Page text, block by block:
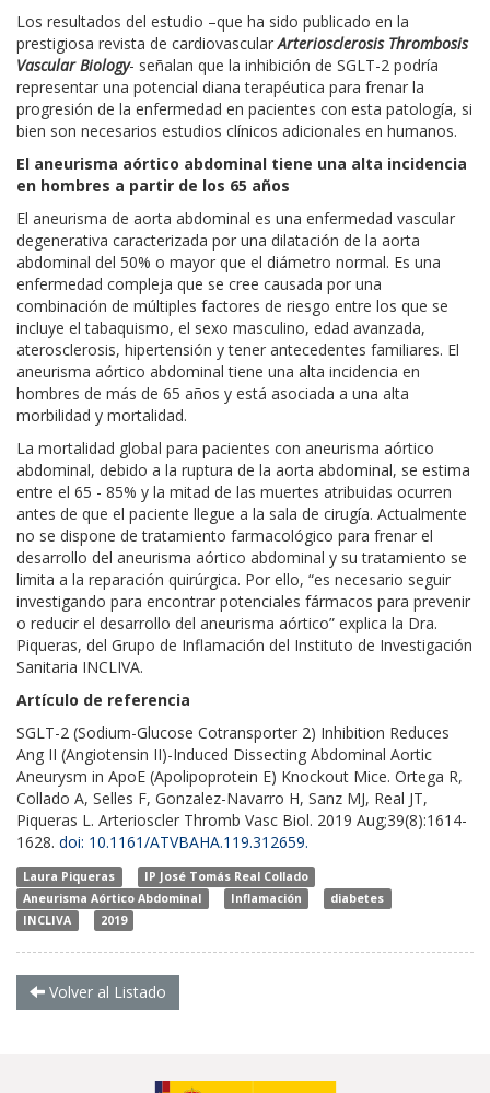
Los resultados del estudio –que ha sido publicado en la
prestigiosa revista de cardiovascularArteriosclerosis Thrombosis
Vascular Biology- señalan que la inhibición de SGLT-2 podría
representar una potencial diana terapéutica para frenar la
progresión de la enfermedad en pacientes con esta patología, si
bien son necesarios estudios clínicos adicionales en humanos.
El aneurisma aórtico abdominal tiene una alta incidencia
en hombres a partir de los 65 años
El aneurisma de aorta abdominal es una enfermedad vascular
degenerativa caracterizada por una dilatación de la aorta
abdominal del 50% o mayor que el diámetro normal. Es una
enfermedad compleja que se cree causada por una
combinación de múltiples factores de riesgo entre los que se
incluye el tabaquismo, el sexo masculino, edad avanzada,
aterosclerosis, hipertensión y tener antecedentes familiares. El
aneurisma aórtico abdominal tiene una alta incidencia en
hombres de más de 65 años y está asociada a una alta
morbilidad y mortalidad.
La mortalidad global para pacientes con aneurisma aórtico
abdominal, debido a la ruptura de la aorta abdominal, se estima
entre el 65 - 85% y la mitad de las muertes atribuidas ocurren
antes de que el paciente llegue a la sala de cirugía. Actualmente
no se dispone de tratamiento farmacológico para frenar el
desarrollo del aneurisma aórtico abdominal y su tratamiento se
limita a la reparación quirúrgica. Por ello, “es necesario seguir
investigando para encontrar potenciales fármacos para prevenir
o reducir el desarrollo del aneurisma aórtico” explica la Dra.
Piqueras, del Grupo de Inflamación del Instituto de Investigación
Sanitaria INCLIVA.
Artículo de referencia
SGLT-2 (Sodium-Glucose Cotransporter 2) Inhibition Reduces
Ang II (Angiotensin II)-Induced Dissecting Abdominal Aortic
Aneurysm in ApoE (Apolipoprotein E) Knockout Mice. Ortega R,
Collado A, Selles F, Gonzalez-Navarro H, Sanz MJ, Real JT,
Piqueras L. Arterioscler Thromb Vasc Biol. 2019 Aug;39(8):1614-
1628. doi: 10.1161/ATVBAHA.119.312659.
Laura Piqueras
IP José Tomás Real Collado
Aneurisma Aórtico Abdominal
Inflamación
diabetes
INCLIVA
2019
Volver al Listado